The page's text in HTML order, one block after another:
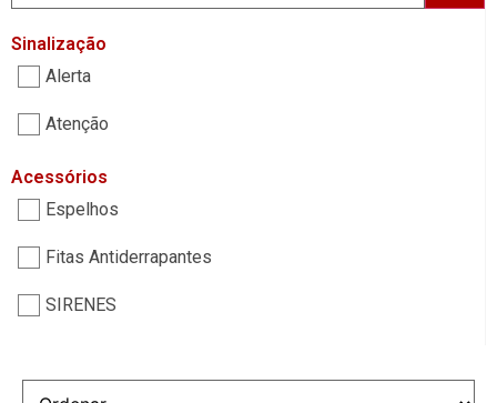
Sinalização
Alerta
Atenção
Acessórios
Espelhos
Fitas Antiderrapantes
SIRENES